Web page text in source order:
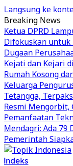
Langsung ke
Breaking News
Ketua DPRD
Difokuskan
Dugaan
Kejati dan Kejari
Rumah Kosong
Keluarga
Tetangga,
Resmi Mengorbit,
Pemanfaatan
Mendagri: Ada 79
Pemerintah
Indeks